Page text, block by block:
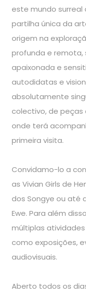
este mundo surreal
partilha única da
origem na
profunda e remota,
apaixonada e
autodidatas e
absolutamente
colectivo, de peças
onde terá
primeira visita.
Convidamo-lo a
as Vivian Girls de
dos Songye ou até
Ewe. Para além
múltiplas
como exposições,
audiovisuais.
Aberto todos os